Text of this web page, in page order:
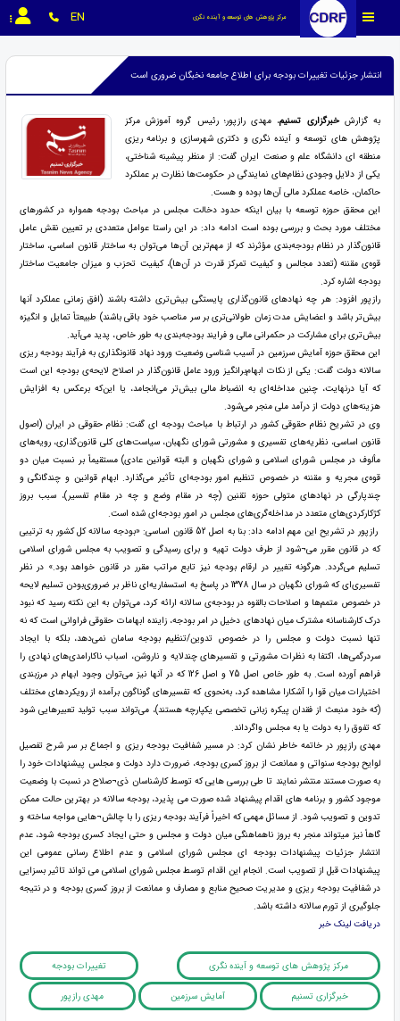
مرکز پژوهش های توسعه و آینده نگری EN
انتشار جزئیات تغییرات بودجه برای اطلاع جامعه نخبگان ضروری است
به گزارشخبرگزاری تسنیم، مهدی رازپور؛ رئیس گروه آموزش مرکز
پژوهش های توسعه و آینده نگری و دکتری شهرسازی و برنامه ریزی
منطقه ای دانشگاه علم و صنعت ایران گفت: از منظر پیشینه‌ شناختی،
یکی از دلایل وجودی نظام‌های نمایندگی در حکومت‌ها نظارت بر عملکرد
حاکمان، خاصه عملکرد مالی آن‌ها بوده و هست.
این محقق حوزه توسعه با بیان اینکه حدود دخالت مجلس در مباحث بودجه همواره در کشورهای
مختلف مورد بحث و بررسی بوده است ادامه داد: در این راستا عوامل متعددی بر تعیین نقش عامل
قانون‌گذار در نظام بودجه‌بندی مؤثرند که از مهم‌ترین آن‌ها می‌توان به ساختار قانون اساسی، ساختار
قوه‌ی مقننه (تعدد مجالس و کیفیت تمرکز قدرت در آن‌ها)، کیفیت تحزب و میزان جامعیت ساختار
بودجه اشاره کرد.
رازپور افزود: هر چه نهادهای قانون‌گذاری پایستگی بیش‌تری داشته باشند (افق زمانی عملکرد آنها
بیش‌تر باشد و اعضایش مدت زمان طولانی‌تری بر سر مناصب خود باقی باشند) طبیعتاً تمایل و انگیزه‌
بیش‌تری برای مشارکت در حکمرانی مالی و فرایند بودجه‌بندی به طور خاص، پدید می‌آید.
این محقق حوزه آمایش سرزمین در آسیب شناسی وضعیت ورود نهاد قانونگذاری به فرآیند بودجه ریزی
سالانه دولت گفت: یکی از نکات ابهام‌برانگیز ورود عامل قانون‌گذار در اصلاح لایحه‌ی بودجه این است
که آیا درنهایت، چنین مداخله‌ای به انضباط مالی بیش‌تر می‌انجامد، یا این‌که برعکس به افزایش
هزینه‌های دولت از درآمد ملی منجر می‌شود.
وی در تشریح نظام حقوقی کشور در ارتباط با مباحث بودجه ای گفت: نظام حقوقی در ایران (اصول
قانون اساسی، نظریه‌های تفسیری و مشورتی شورای نگهبان، سیاست‌های کلی قانون‌گذاری، رویه‌های
مألوف در مجلس شورای اسلامی و شورای نگهبان و البته قوانین عادی) مستقیماً بر نسبت میان دو
قوه‌ی مجریه و مقننه در خصوص تنظیم امور بودجه‌ای تأثیر می‌گذارد. ابهام قوانین و چندگانگی و
چندپارگی در نهادهای متولی حوزه‌ تقنین (چه در مقام وضع و چه در مقام تفسیر)، سبب بروز
کژکارکردی‌های متعدد در مداخله‌گری‌های مجلس در امور بودجه‌ای شده است.
رازپور در تشریح این مهم ادامه داد: بنا به اصل 52 قانون اساسی: «بودجه‌ سالانه کل کشور به ترتیبی
که در قانون مقرر می¬شود از طرف دولت تهیه و برای رسیدگی و تصویب به مجلس شورای اسلامی
تسلیم می‌گردد. هرگونه تغییر در ارقام بودجه نیز تابع مراتب مقرر در قانون خواهد بود.» در نظر
تفسیری‌ای که شورای نگهبان در سال 1378 در پاسخ به استسفاریه‌ای ناظر بر ضروری‌بودن تسلیم لایحه
در خصوص متمم‌ها و اصلاحات بالقوه در بودجه‌ی سالانه ارائه کرد، می‌توان به این نکته رسید که نبود
درک کارشناسانه‌ مشترک میان نهادهای دخیل در امر بودجه، زاینده‌ ابهامات حقوقی فراوانی است که نه
تنها نسبت دولت و مجلس را در خصوص تدوین/تنظیم بودجه سامان نمی‌دهد، بلکه با ایجاد
سردرگمی‌ها، اکتفا به نظرات مشورتی و تفسیرهای چندلایه و ناروشن، اسباب ناکارامدی‌های نهادی را
فراهم آورده است. به طور خاص اصل 75 و اصل 126 که در آنها نیز می‌توان وجود ابهام در مرزبندی
اختیارات میان قوا را آشکارا مشاهده کرد، به‌نحوی که تفسیرهای گوناگون برآمده از رویکردهای مختلف
(که خود منبعث از فقدان پیکره‌ زبانی تخصصی یکپارچه هستند)، می‌تواند سبب تولید تعبیرهایی شود
که تفوق را به دولت یا به مجلس واگرداند.
مهدی رازپور در خاتمه خاطر نشان کرد: در مسیر شفافیت بودجه ریزی و اجماع بر سر شرح تفصیل
لوایح بودجه سنواتی و ممانعت از بروز کسری بودجه، ضرورت دارد دولت و مجلس پیشنهادات خود را
به صورت مستند منتشر نمایند تا طی بررسی هایی که توسط کارشناسان ذی¬صلاح در نسبت با وضعیت
موجود کشور و برنامه های اقدام پیشنهاد شده صورت می پذیرد، بودجه سالانه در بهترین حالت ممکن
تدوین و تصویب شود. از مسائل مهمی که اخیراً فرآیند بودجه ریزی را با چالش¬هایی مواجه ساخته و
گاهاً نیز میتواند منجر به بروز ناهماهنگی میان دولت و مجلس و حتی ایجاد کسری بودجه شود، عدم
انتشار جزئیات پیشنهادات بودجه ای مجلس شورای اسلامی و عدم اطلاع رسانی عمومی این
پیشنهادات قبل از تصویب است. انجام این اقدام توسط مجلس شورای اسلامی می تواند تاثیر بسزایی
در شفافیت بودجه ریزی و مدیریت صحیح منابع و مصارف و ممانعت از بروز کسری بودجه و در نتیجه
جلوگیری از تورم سالانه داشته باشد.
دریافت لینک خبر
مرکز پژوهش های توسعه و آینده نگری تغییرات بودجه
خبرگزاری تسنیم آمایش سرزمین مهدی رازپور